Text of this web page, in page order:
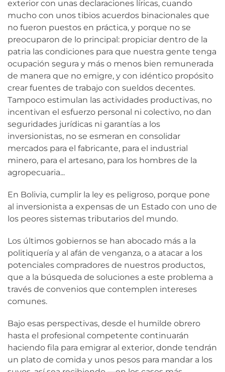
exterior con unas declaraciones líricas, cuando
mucho con unos tibios acuerdos binacionales que
no fueron puestos en práctica, y porque no se
preocuparon de lo principal: propiciar dentro de la
patria las condiciones para que nuestra gente tenga
ocupación segura y más o menos bien remunerada
de manera que no emigre, y con idéntico propósito
crear fuentes de trabajo con sueldos decentes.
Tampoco estimulan las actividades productivas, no
incentivan el esfuerzo personal ni colectivo, no dan
seguridades jurídicas ni garantías a los
inversionistas, no se esmeran en consolidar
mercados para el fabricante, para el industrial
minero, para el artesano, para los hombres de la
agropecuaria...
En Bolivia, cumplir la ley es peligroso, porque pone
al inversionista a expensas de un Estado con uno de
los peores sistemas tributarios del mundo.
Los últimos gobiernos se han abocado más a la
politiquería y al afán de venganza, o a atacar a los
potenciales compradores de nuestros productos,
que a la búsqueda de soluciones a este problema a
través de convenios que contemplen intereses
comunes.
Bajo esas perspectivas, desde el humilde obrero
hasta el profesional competente continuarán
haciendo fila para emigrar al exterior, donde tendrán
un plato de comida y unos pesos para mandar a los